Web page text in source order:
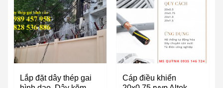
Lắp đặt dây thép gai
Cáp điều khiển